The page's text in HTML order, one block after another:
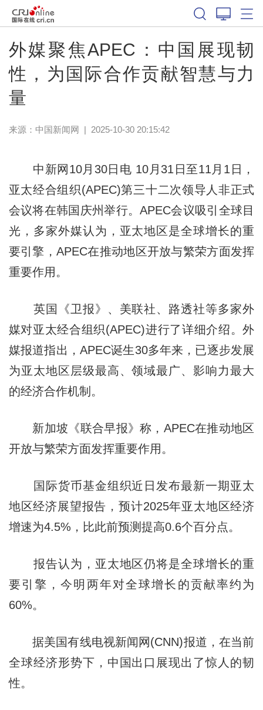
外媒聚焦APEC：中国展现韧
性，为国际合作贡献智慧与力
量
来源： 中国新闻网 | 2025-10-30 20:15:42
中新网10月30日电 10月31日至11月1日，
亚太经合组织(APEC)第三十二次领导人非正式
会议将在韩国庆州举行。APEC会议吸引全球目
光，多家外媒认为，亚太地区是全球增长的重
要引擎，APEC在推动地区开放与繁荣方面发挥
重要作用。
英国《卫报》、美联社、路透社等多家外
媒对亚太经合组织(APEC)进行了详细介绍。外
媒报道指出，APEC诞生30多年来，已逐步发展
为亚太地区层级最高、领域最广、影响力最大
的经济合作机制。
新加坡《联合早报》称，APEC在推动地区
开放与繁荣方面发挥重要作用。
国际货币基金组织近日发布最新一期亚太
地区经济展望报告，预计2025年亚太地区经济
增速为4.5%，比此前预测提高0.6个百分点。
报告认为，亚太地区仍将是全球增长的重
要引擎，今明两年对全球增长的贡献率约为
60%。
据美国有线电视新闻网(CNN)报道，在当前
全球经济形势下，中国出口展现出了惊人的韧
性。